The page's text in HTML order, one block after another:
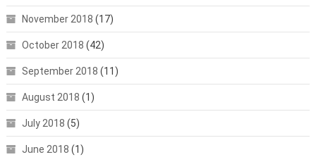
November 2018 (17)
October 2018 (42)
September 2018 (11)
August 2018 (1)
July 2018 (5)
June 2018 (1)